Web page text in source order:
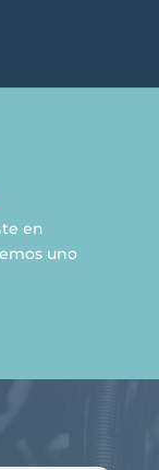
en
uno